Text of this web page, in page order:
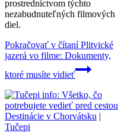
prostredníctvom týchto
nezabudnuteľných filmových
diel.
Pokračovať v čítaníPlitvické
jazerá vo filme: Dokumenty,
ktoré musíte vidieť
Destinácie v Chorvátsku |
Tučepi